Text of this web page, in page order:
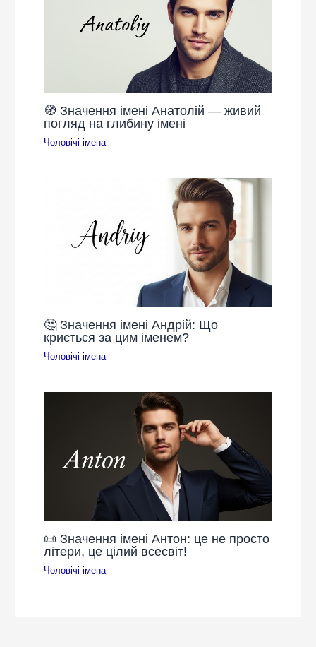
🧭 Значення імені Анатолій — живий
погляд на глибину імені
Чоловічі імена
🤔 Значення імені Андрій: Що
криється за цим іменем?
Чоловічі імена
📜 Значення імені Антон: це не просто
літери, це цілий всесвіт!
Чоловічі імена